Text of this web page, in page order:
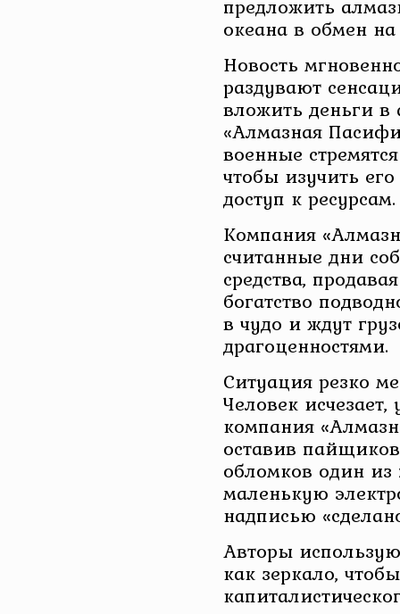
предложить
океана в обмен
Новость
раздувают
вложить деньги в
«Алмазная
военные
чтобы изучить
доступ к ресурсам.
Компания
считанные дни
средства,
богатство
в чудо и ждут
драгоценностями.
Ситуация резко
Человек
компания
оставив
обломков один из
маленькую
надписью
Авторы
как зеркало,